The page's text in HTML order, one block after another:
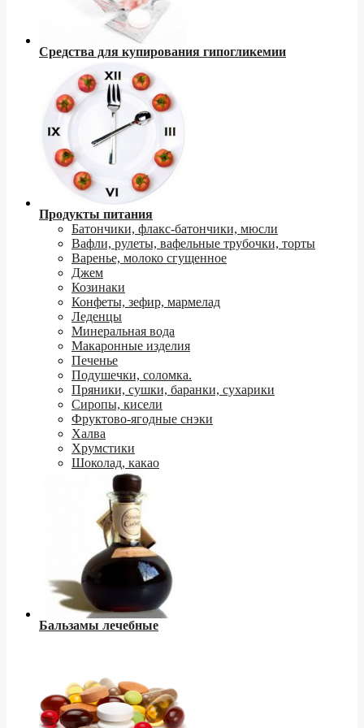
Средства для купирования гипогликемии
Продукты питания
Батончики, флакс-батончики, мюсли
Вафли, рулеты, вафельные трубочки, торты
Варенье, молоко сгущенное
Джем
Козинаки
Конфеты, зефир, мармелад
Леденцы
Минеральная вода
Макаронные изделия
Печенье
Подушечки, соломка.
Пряники, сушки, баранки, сухарики
Сиропы, кисели
Фруктово-ягодные снэки
Халва
Хрумстики
Шоколад, какао
Бальзамы лечебные